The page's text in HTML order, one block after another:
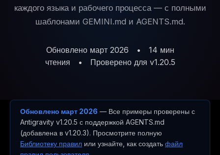
каждого языка и рабочего процесса — с полными
шаблонами GEMINI.md и AGENTS.md.
Обновлено март 2026 •
14 мин
чтения
• Проверено для v1.20.5
Обновлено март 2026 — Все примеры проверены с
Antigravity v1.20.5 с поддержкой AGENTS.md
(добавлена в v1.20.3). Просмотрите полную
Библиотеку правил или узнайте, как создать файл